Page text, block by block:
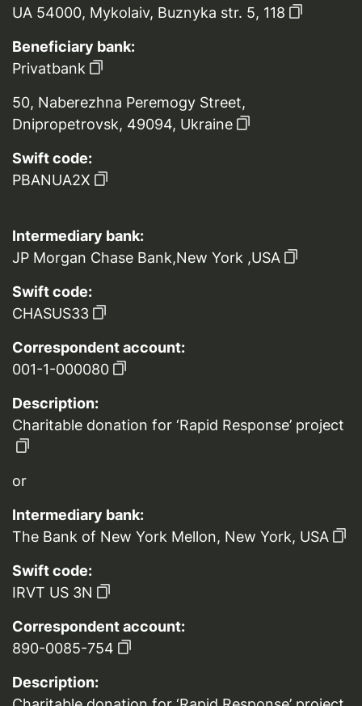
UA 54000, Mykolaiv, Buznyka str. 5, 118
Beneficiary bank:
Privatbank
50, Naberezhna Peremogy Street,
Dnipropetrovsk, 49094, Ukraine
Swift code:
PBANUA2X
Intermediary bank:
JP Morgan Chase Bank,New York ,USA
Swift code:
CHASUS33
Correspondent account:
001-1-000080
Description:
Charitable donation for ‘Rapid Response’ project
or
Intermediary bank:
The Bank of New York Mellon, New York, USA
Swift code:
IRVT US 3N
Correspondent account:
890-0085-754
Description: